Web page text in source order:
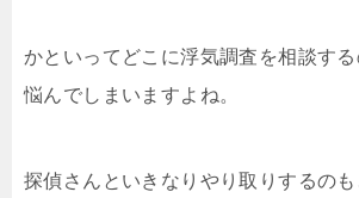
かといってどこに浮気調査を相談する
悩んでしまいますよね。
探偵さんといきなりやり取りするの